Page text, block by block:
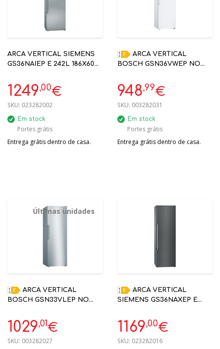
ARCA VERTICAL SIEMENS
GS36NAIEP E 242L 186X60
GARANTIA
1249,00€
SKU: 023282002
Em stock
Portes grátis
Entrega grátis dentro de casa.
ARCA VERTICAL
BOSCH GSN36VWEP NO
186X60X65CM 242L E
948,99€
SKU: 003282031
Em stock
Portes grátis
Entrega grátis dentro de casa.
Últimas unidades
ARCA VERTICAL
BOSCH GSN33VLEP NO
1029,01€
SKU: 003282027
ARCA VERTICAL
SIEMENS GS36NAXEP E
NOFROST
1169,00€
SKU: 023282016